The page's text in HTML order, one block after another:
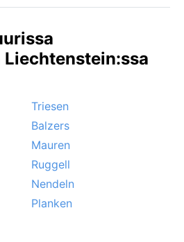
Triesen
Balzers
Mauren
Ruggell
Nendeln
Planken